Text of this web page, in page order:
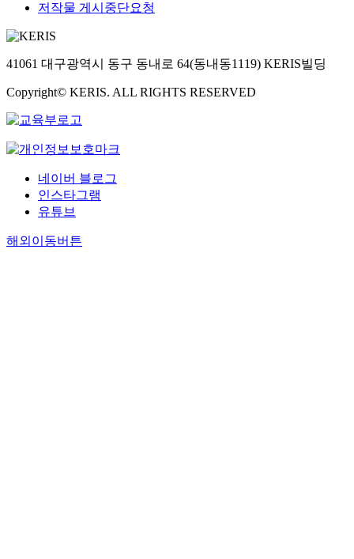
저작물 게시중단요청
41061 대구광역시 동구 동내로 64(동내동1119) KERIS빌딩
Copyright© KERIS. ALL RIGHTS RESERVED
네이버 블로그
인스타그램
유튜브
해외이동버튼